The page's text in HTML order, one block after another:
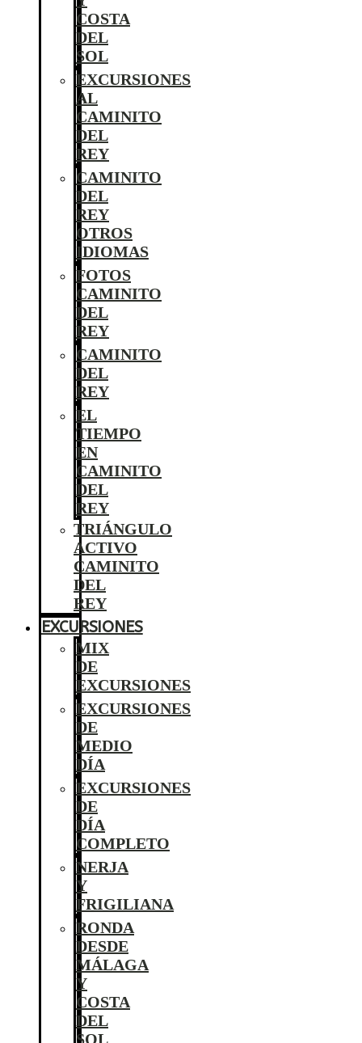
COSTA
DEL
SOL
EXCURSIONES
AL
CAMINITO
DEL
REY
CAMINITO
DEL
REY
OTROS
IDIOMAS
FOTOS
CAMINITO
DEL
REY
CAMINITO
DEL
REY
EL
TIEMPO
EN
CAMINITO
DEL
REY
TRIÁNGULO
ACTIVO
CAMINITO
DEL
REY
EXCURSIONES
MIX
DE
EXCURSIONES
EXCURSIONES
DE
MEDIO
DÍA
EXCURSIONES
DE
DÍA
COMPLETO
NERJA
Y
FRIGILIANA
RONDA
DESDE
MÁLAGA
Y
COSTA
DEL
SOL